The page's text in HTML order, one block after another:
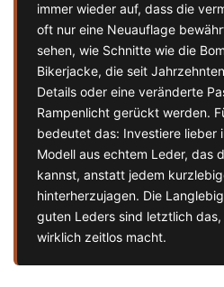
immer wieder auf, dass die
oft nur eine Neuauflage
sehen, wie Schnitte wie die
Bikerjacke, die seit
Details oder eine veränderte
Rampenlicht gerückt werden.
bedeutet das: Investiere lieber
Modell aus echtem Leder, das
kannst, anstatt jedem
hinterherzujagen. Die
guten Leders sind letztlich
wirklich zeitlos macht.